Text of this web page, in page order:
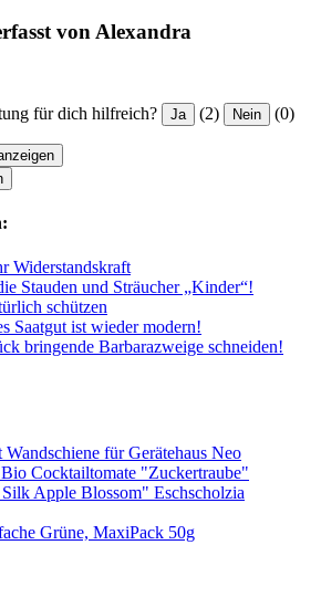
von Alexandra
für dich hilfreich? Ja (2) Nein (0)
Widerstandskraft
Stauden und Sträucher „Kinder“!
schützen
Saatgut ist wieder modern!
bringende Barbarazweige schneiden!
für Gerätehaus Neo
Cocktailtomate "Zuckertraube"
Apple Blossom" Eschscholzia
Grüne, MaxiPack 50g